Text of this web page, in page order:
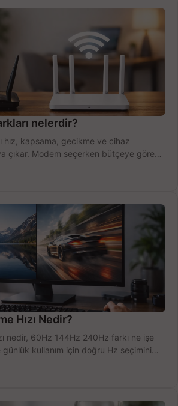
nelerdir?
hız, kapsama, gecikme ve cihaz
çıkar. Modem seçerken bütçeye göre
Hızı Nedir?
nedir, 60Hz 144Hz 240Hz farkı ne işe
kullanım için doğru Hz seçimini